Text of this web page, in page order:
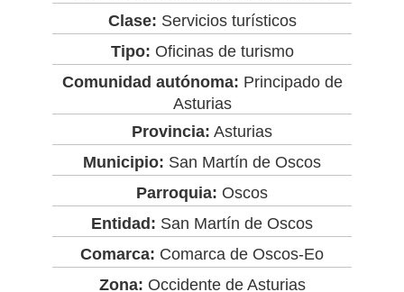
Clase: Servicios turísticos
Tipo: Oficinas de turismo
Comunidad autónoma: Principado de
Asturias
Provincia: Asturias
Municipio: San Martín de Oscos
Parroquia: Oscos
Entidad: San Martín de Oscos
Comarca: Comarca de Oscos-Eo
Zona: Occidente de Asturias